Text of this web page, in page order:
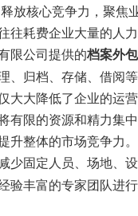
放核心竞争力，聚焦
往耗费企业大量的人力
限公司提供的档案外包
、归档、存储、借阅
大大降低了企业的运
有限的资源和精力集
升整体的市场竞争力。
少固定人员、场地、设
验丰富的专家团队进